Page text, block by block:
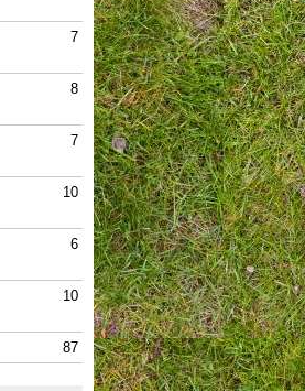
7
8
7
10
6
10
87